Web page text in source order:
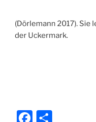
(Dörlemann 2017). Sie
der Uckermark.
F